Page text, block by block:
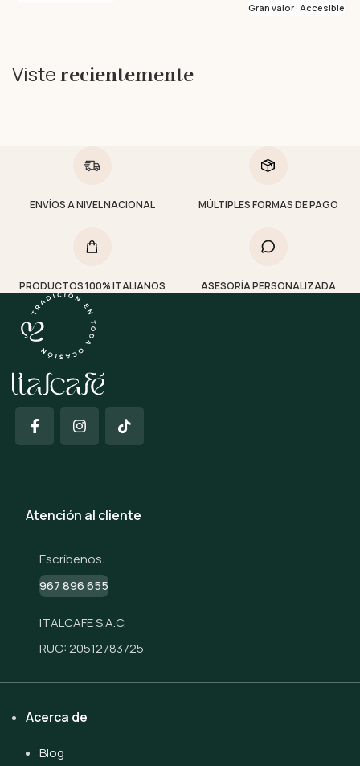
Gran valor · Accesible
Viste recientemente
ENVÍOS A NIVEL NACIONAL MÚLTIPLES FORMAS DE PAGO
PRODUCTOS 100% ITALIANOS ASESORÍA PERSONALIZADA
Atención al cliente
Escríbenos:
967 896 655
ITALCAFE S.A.C.
RUC: 20512783725
Acerca de
Blog